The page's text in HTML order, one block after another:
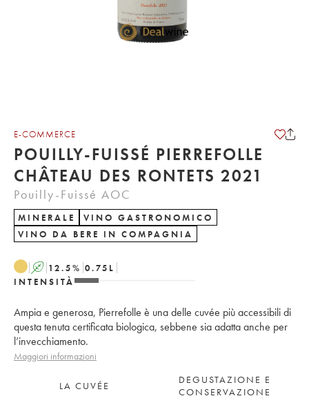
E-COMMERCE
POUILLY-FUISSÉ PIERREFOLLE
CHÂTEAU DES RONTETS 2021
Pouilly-Fuissé AOC
MINERALE
VINO GASTRONOMICO
VINO DA BERE IN COMPAGNIA
A 12.5% 0.75 L
INTENSITÀ
Ampia e generosa, Pierrefolle è una delle cuvée più accessibili di
questa tenuta certificata biologica, sebbene sia adatta anche per
l’invecchiamento.
Maggiori informazioni
LA CUVÉE
DEGUSTAZIONE E
CONSERVAZIONE